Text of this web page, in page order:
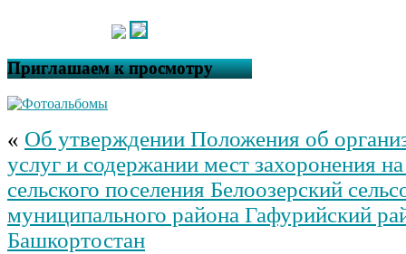
Приглашаем к просмотру
« Об утверждении Положения об
услуг и содержании мест захоронения
сельского поселения Белоозерский
муниципального района Гафурийский
Башкортостан